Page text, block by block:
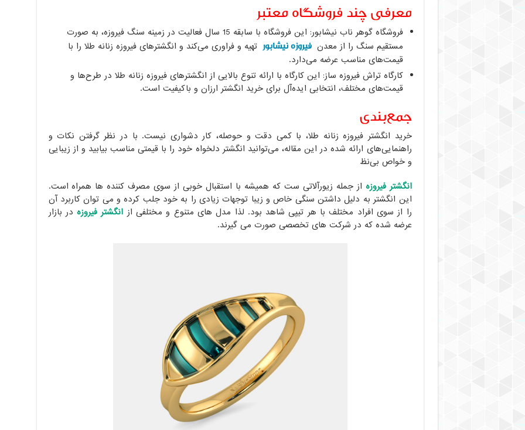
معرفی چند فروشگاه معتبر
فروشگاه گوهر ناب نیشابور: این فروشگاه با سابقه 15 سال فعالیت در زمینه سنگ فیروزه، به صورت
مستقیم سنگ را از معدن فیروزه نیشابور تهیه و فراوری می‌کند و انگشترهای فیروزه زنانه طلا را با
قیمت‌های مناسب عرضه می‌دارد.
کارگاه تراش فیروزه ساز: این کارگاه با ارائه تنوع بالایی از انگشترهای فیروزه زنانه طلا در طرح‌ها و
قیمت‌های مختلف، انتخابی ایده‌آل برای خرید انگشتر ارزان و باکیفیت است.
جمع‌بندی
خرید انگشتر فیروزه زنانه طلا، با کمی دقت و حوصله، کار دشواری نیست. با در نظر گرفتن نکات و
راهنمایی‌های ارائه شده در این مقاله، می‌توانید انگشتر دلخواه خود را با قیمتی مناسب بیابید و از زیبایی
و خواص بی‌نظ
انگشتر فیروزه از جمله زیورآلاتی ست که همیشه با استقبال خوبی از سوی مصرف کننده ها همراه است.
این انگشتر به دلیل داشتن سنگی خاص و زیبا توجهات زیادی را به خود جلب کرده و می توان کاربرد آن
را از سوی افراد مختلف با هر تیپی شاهد بود. لذا مدل های متنوع و مختلفی از انگشتر فیروزهدر بازار
عرضه شده که در شرکت های تخصصی صورت می گیرند.